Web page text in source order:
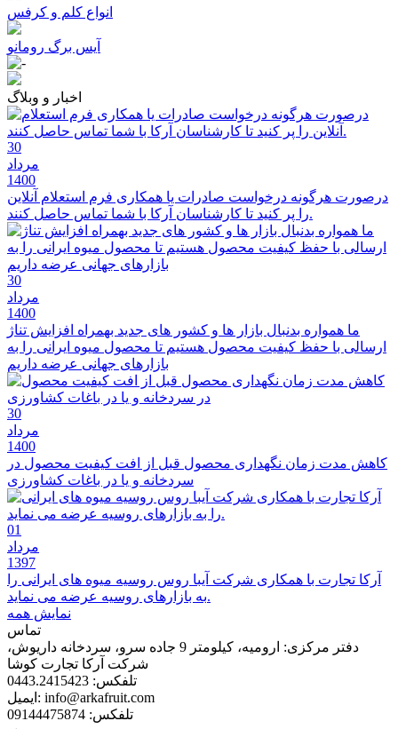
انواع کلم و کرفس
آیس برگ رومانو
اخبار و وبلاگ
30
مرداد
1400
درصورت هرگونه درخواست صادرات یا همکاری فرم استعلام آنلاین
را پر کنید تا کارشناسان آرکا با شما تماس حاصل کنند.
30
مرداد
1400
ما همواره بدنبال بازار ها و کشور های جدید بهمراه افزایش تناژ
ارسالی با حفظ کیفیت محصول هستیم تا محصول میوه ایرانی را به
بازارهای جهانی عرضه داریم
30
مرداد
1400
کاهش مدت زمان نگهداری محصول قبل از افت کیفیت محصول در
سردخانه و یا در باغات کشاورزی
01
مرداد
1397
آرکا تجارت با همکاری شرکت آیبا روس روسیه میوه های ایرانی را
به بازارهای روسیه عرضه می نماید.
نمایش همه
تماس
دفتر مرکزی:
ارومیه، کیلومتر 9 جاده سرو، سردخانه داریوش،
شرکت آرکا تجارت کوشا
تلفکس:
ایمیل: info@arkafruit.com
تلفکس: